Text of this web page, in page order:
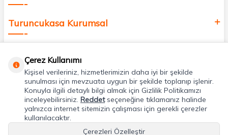
Turuncukasa Kurumsal
Uygulamalarımız
Adres & İletişim
Çerez Kullanımı
Kişisel verileriniz, hizmetlerimizin daha iyi bir şekilde
sunulması için mevzuata uygun bir şekilde toplanıp işlenir.
Konuyla ilgili detaylı bilgi almak için Gizlilik Politikamızı
inceleyebilirsiniz. Reddetseçeneğine tıklamanız halinde
yalnızca internet sitemizin çalışması için gerekli çerezler
kullanılacaktır.
Çerezleri Özelleştir